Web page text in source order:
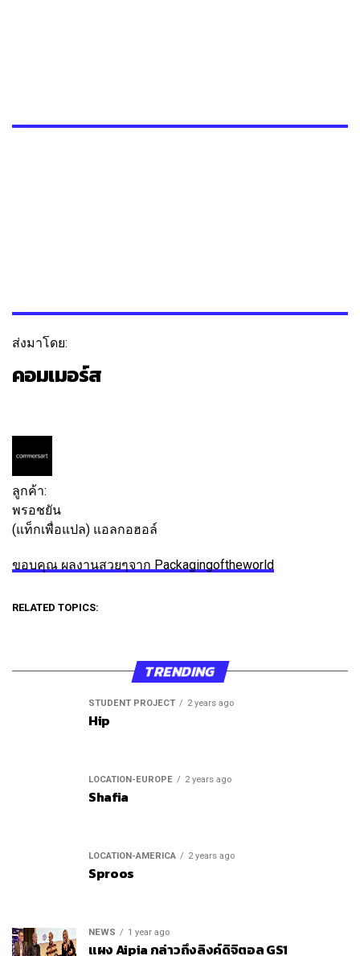
ส่งมาโดย:
คอมเมอร์ส
ลูกค้า:
พรอชยัน
(แท็กเพื่อแปล) แอลกอฮอล์
ขอบคุณ ผลงานสวยๆจาก Packagingoftheworld
RELATED TOPICS:
TRENDING
STUDENT PROJECT 2 years ago
Hip
LOCATION-EUROPE 2 years ago
Shafia
LOCATION-AMERICA 2 years ago
Sproos
NEWS 1 year ago
แผง Aipia กล่าวถึงลิงค์ดิจิตอล GS1